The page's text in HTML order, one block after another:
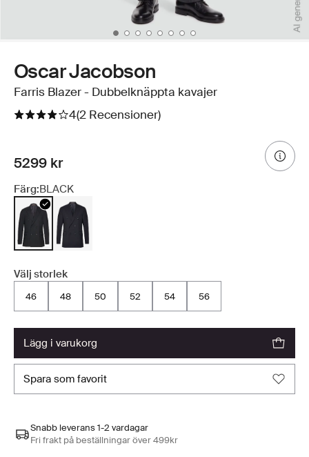
Oscar Jacobson
Farris Blazer - Dubbelknäppta kavajer
4(2 Recensioner)
5299 kr
Färg:BLACK
Välj storlek
46 48 50 52 54 56
lägg i varukorg
spara som favorit
Snabb leverans 1-2 vardagar
Fri frakt på beställningar över 499kr